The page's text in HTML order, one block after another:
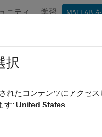
ニティ 学習 MATLAB
列挙値の
MATLAB ® doubleに変換す
択
れたコンテンツにアクセ
す: United States